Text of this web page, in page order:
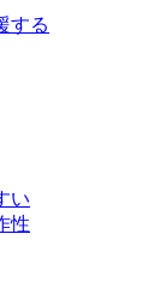
する
い
性